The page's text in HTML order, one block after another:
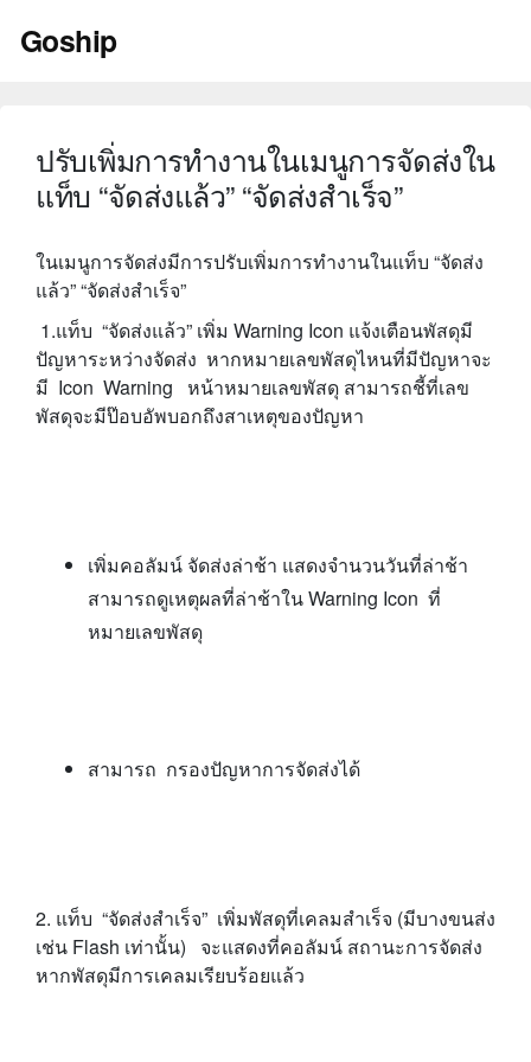
Goship
ปรับเพิ่มการทำงานในเมนูการจัดส่งใน
แท็บ “จัดส่งแล้ว” “จัดส่งสำเร็จ”
ในเมนูการจัดส่งมีการปรับเพิ่มการทำงานในแท็บ “จัดส่ง
แล้ว” “จัดส่งสำเร็จ”
1.แท็บ “จัดส่งแล้ว” เพิ่ม Warning Icon แจ้งเตือนพัสดุมี
ปัญหาระหว่างจัดส่ง หากหมายเลขพัสดุไหนที่มีปัญหาจะ
มี Icon Warning หน้าหมายเลขพัสดุ สามารถชี้ที่เลข
พัสดุจะมีป๊อบอัพบอกถึงสาเหตุของปัญหา
เพิ่มคอลัมน์ จัดส่งล่าช้า แสดงจำนวนวันที่ล่าช้า
สามารถดูเหตุผลที่ล่าช้าใน Warning Icon ที่
หมายเลขพัสดุ
สามารถ กรองปัญหาการจัดส่งได้
2. แท็บ “จัดส่งสำเร็จ” เพิ่มพัสดุที่เคลมสำเร็จ (มีบางขนส่ง
เช่น Flash เท่านั้น) จะแสดงที่คอลัมน์ สถานะการจัดส่ง
หากพัสดุมีการเคลมเรียบร้อยแล้ว